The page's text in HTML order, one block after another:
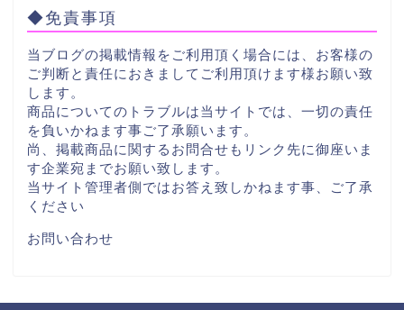
◆免責事項
当ブログの掲載情報をご利用頂く場合には、お客様の
ご判断と責任におきましてご利用頂けます様お願い致
します。
商品についてのトラブルは当サイトでは、一切の責任
を負いかねます事ご了承願います。
尚、掲載商品に関するお問合せもリンク先に御座いま
す企業宛までお願い致します。
当サイト管理者側ではお答え致しかねます事、ご了承
ください
お問い合わせ